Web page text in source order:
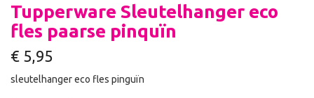
Tupperware Sleutelhanger eco
fles paarse pinquïn
€ 5,95
sleutelhanger eco fles pinguïn